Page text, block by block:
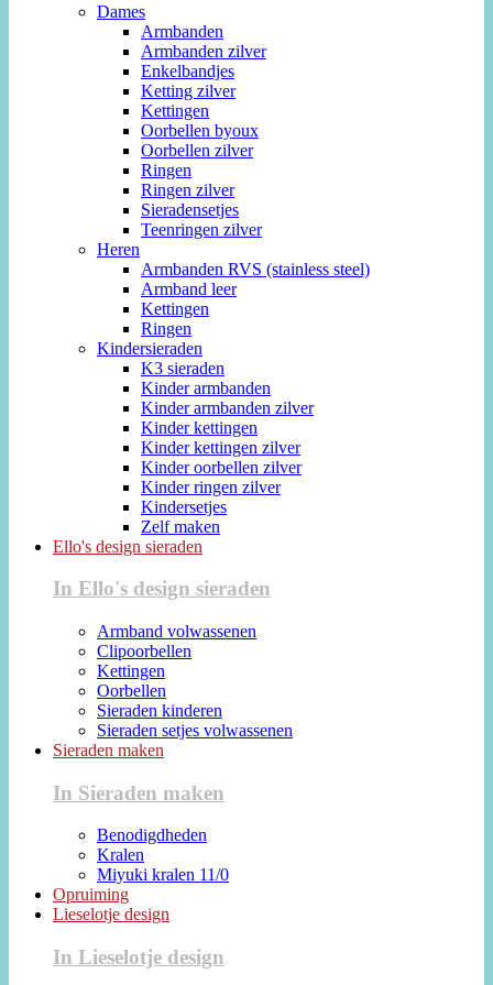
Dames
Armbanden
Armbanden zilver
Enkelbandjes
Ketting zilver
Kettingen
Oorbellen byoux
Oorbellen zilver
Ringen
Ringen zilver
Sieradensetjes
Teenringen zilver
Heren
Armbanden RVS (stainless steel)
Armband leer
Kettingen
Ringen
Kindersieraden
K3 sieraden
Kinder armbanden
Kinder armbanden zilver
Kinder kettingen
Kinder kettingen zilver
Kinder oorbellen zilver
Kinder ringen zilver
Kindersetjes
Zelf maken
Ello's design sieraden
In Ello's design sieraden
Armband volwassenen
Clipoorbellen
Kettingen
Oorbellen
Sieraden kinderen
Sieraden setjes volwassenen
Sieraden maken
In Sieraden maken
Benodigdheden
Kralen
Miyuki kralen 11/0
Opruiming
Lieselotje design
In Lieselotje design